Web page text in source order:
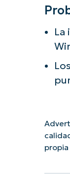
La